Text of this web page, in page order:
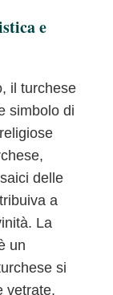
e
il turchese
simbolo di
delle
a
La
un
si
vetrate,